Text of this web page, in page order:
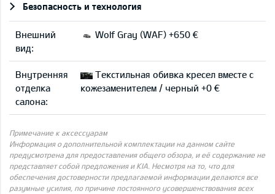
Безопасность и технология
Внешний
вид:
Wolf Gray (WAF) +650 €
Внутренняя
отделка
салона:
Текстильная обивка кресел вместе с
кожезаменителем / черный +0 €
Примечание к аксессуарам
Информация о дополнительной комплектации на данном сайте
предусмотрена для предоставления общего обзора, и её содержание не
представляет собой предложения и KIA. Несмотря на то, что для
обеспечения достоверности предлагаемой информации делаются все
разумные усилия, по причине постоянного усовершенствования всех